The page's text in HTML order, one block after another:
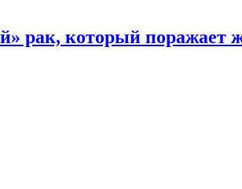
рак, который поражает